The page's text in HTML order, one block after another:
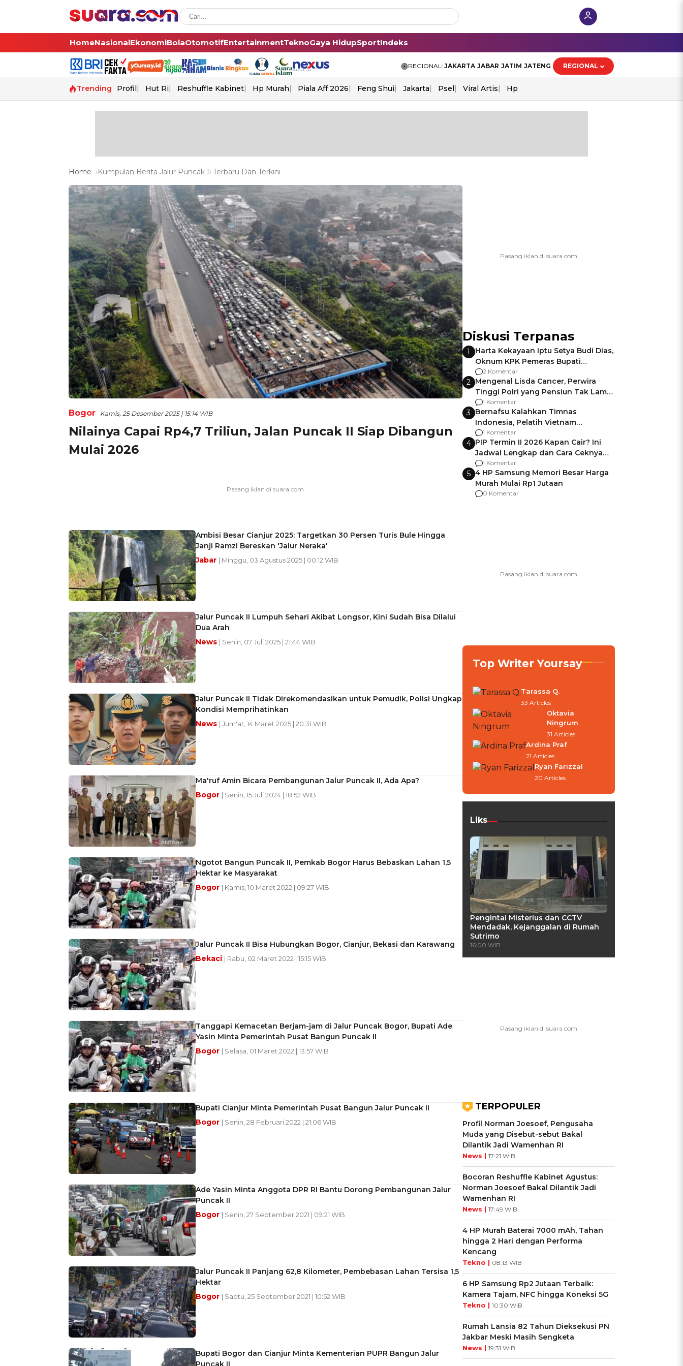
HomeNasionalEkonomiBolaOtomotifEntertainmentTeknoGaya HidupSportIndeks
REGIONAL: JAKARTA JABAR JATIM JATENG REGIONAL
Trending Profil Hut Ri Reshuffle Kabinet Hp Murah Piala Aff 2026 Feng Shui Jakarta Psel Viral Artis Hp
Home Kumpulan Berita Jalur Puncak Ii Terbaru Dan Terkini
Bogor Kamis, 25 Desember 2025 | 15:14 WIB
Nilainya Capai Rp4,7 Triliun, Jalan Puncak II Siap Dibangun
Mulai 2026
Ambisi Besar Cianjur 2025: Targetkan 30 Persen Turis Bule Hingga
Janji Ramzi Bereskan 'Jalur Neraka'
Jabar | Minggu, 03 Agustus 2025 | 00:12 WIB
Jalur Puncak II Lumpuh Sehari Akibat Longsor, Kini Sudah Bisa Dilalui
Dua Arah
News | Senin, 07 Juli 2025 | 21:44 WIB
Jalur Puncak II Tidak Direkomendasikan untuk Pemudik, Polisi Ungkap
Kondisi Memprihatinkan
News | Jum'at, 14 Maret 2025 | 20:31 WIB
Ma'ruf Amin Bicara Pembangunan Jalur Puncak II, Ada Apa?
Bogor | Senin, 15 Juli 2024 | 18:52 WIB
Ngotot Bangun Puncak II, Pemkab Bogor Harus Bebaskan Lahan 1,5
Hektar ke Masyarakat
Bogor | Kamis, 10 Maret 2022 | 09:27 WIB
Jalur Puncak II Bisa Hubungkan Bogor, Cianjur, Bekasi dan Karawang
Bekaci | Rabu, 02 Maret 2022 | 15:15 WIB
Tanggapi Kemacetan Berjam-jam di Jalur Puncak Bogor, Bupati Ade
Yasin Minta Pemerintah Pusat Bangun Puncak II
Bogor | Selasa, 01 Maret 2022 | 13:57 WIB
Bupati Cianjur Minta Pemerintah Pusat Bangun Jalur Puncak II
Bogor | Senin, 28 Februari 2022 | 21:06 WIB
Ade Yasin Minta Anggota DPR RI Bantu Dorong Pembangunan Jalur
Puncak II
Bogor | Senin, 27 September 2021 | 09:21 WIB
Jalur Puncak II Panjang 62,8 Kilometer, Pembebasan Lahan Tersisa 1,5
Hektar
Bogor | Sabtu, 25 September 2021 | 10:52 WIB
Bupati Bogor dan Cianjur Minta Kementerian PUPR Bangun Jalur
Puncak II
Diskusi Terpanas
1
Harta Kekayaan Iptu Setya Budi Dias,
Oknum KPK Pemeras Bupati
Pemalang
2 Komentar
2 Mengenal Lisda Cancer, Perwira
Tinggi Polri yang Pensiun Tak Lama
Usai Jadi Brigjen
1 Komentar
3 Bernafsu Kalahkan Timnas
Indonesia, Pelatih Vietnam
Berencana Pakai Jimat di Pakansari
1 Komentar
4 PIP Termin II 2026 Kapan Cair? Ini
Jadwal Lengkap dan Cara Ceknya
agar Dana Tidak Hangus!
1 Komentar
5 4 HP Samsung Memori Besar Harga
Murah Mulai Rp1 Jutaan
0 Komentar
Top Writer Yoursay
Tarassa Q.
33 Articles
Oktavia
Ningrum
31 Articles
Ardina Praf
21 Articles
Ryan Farizzal
20 Articles
Liks
Pengintai Misterius dan CCTV
Mendadak, Kejanggalan di Rumah
Sutrimo
16:00 WIB
TERPOPULER
Profil Norman Joesoef, Pengusaha
Muda yang Disebut-sebut Bakal
Dilantik Jadi Wamenhan RI
News | 17:21 WIB
Bocoran Reshuffle Kabinet Agustus:
Norman Joesoef Bakal Dilantik Jadi
Wamenhan RI
News | 17:49 WIB
4 HP Murah Baterai 7000 mAh, Tahan
hingga 2 Hari dengan Performa
Kencang
Tekno | 08:13 WIB
6 HP Samsung Rp2 Jutaan Terbaik:
Kamera Tajam, NFC hingga Koneksi 5G
Tekno | 10:30 WIB
Rumah Lansia 82 Tahun Dieksekusi PN
Jakbar Meski Masih Sengketa
News | 19:31 WIB